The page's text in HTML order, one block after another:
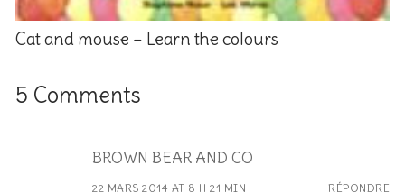
Cat and mouse – Learn the colours
5 Comments
BROWN BEAR AND CO
22 MARS 2014 AT 8 H 21 MIN RÉPONDRE